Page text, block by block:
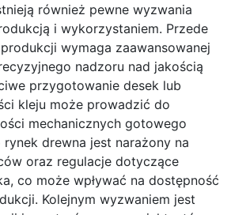
również pewne wyzwania
i wykorzystaniem. Przede
wymaga zaawansowanej
nadzoru nad jakością
przygotowanie desek lub
kleju może prowadzić do
mechanicznych gotowego
drewna jest narażony na
oraz regulacje dotyczące
co może wpływać na dostępność
Kolejnym wyzwaniem jest